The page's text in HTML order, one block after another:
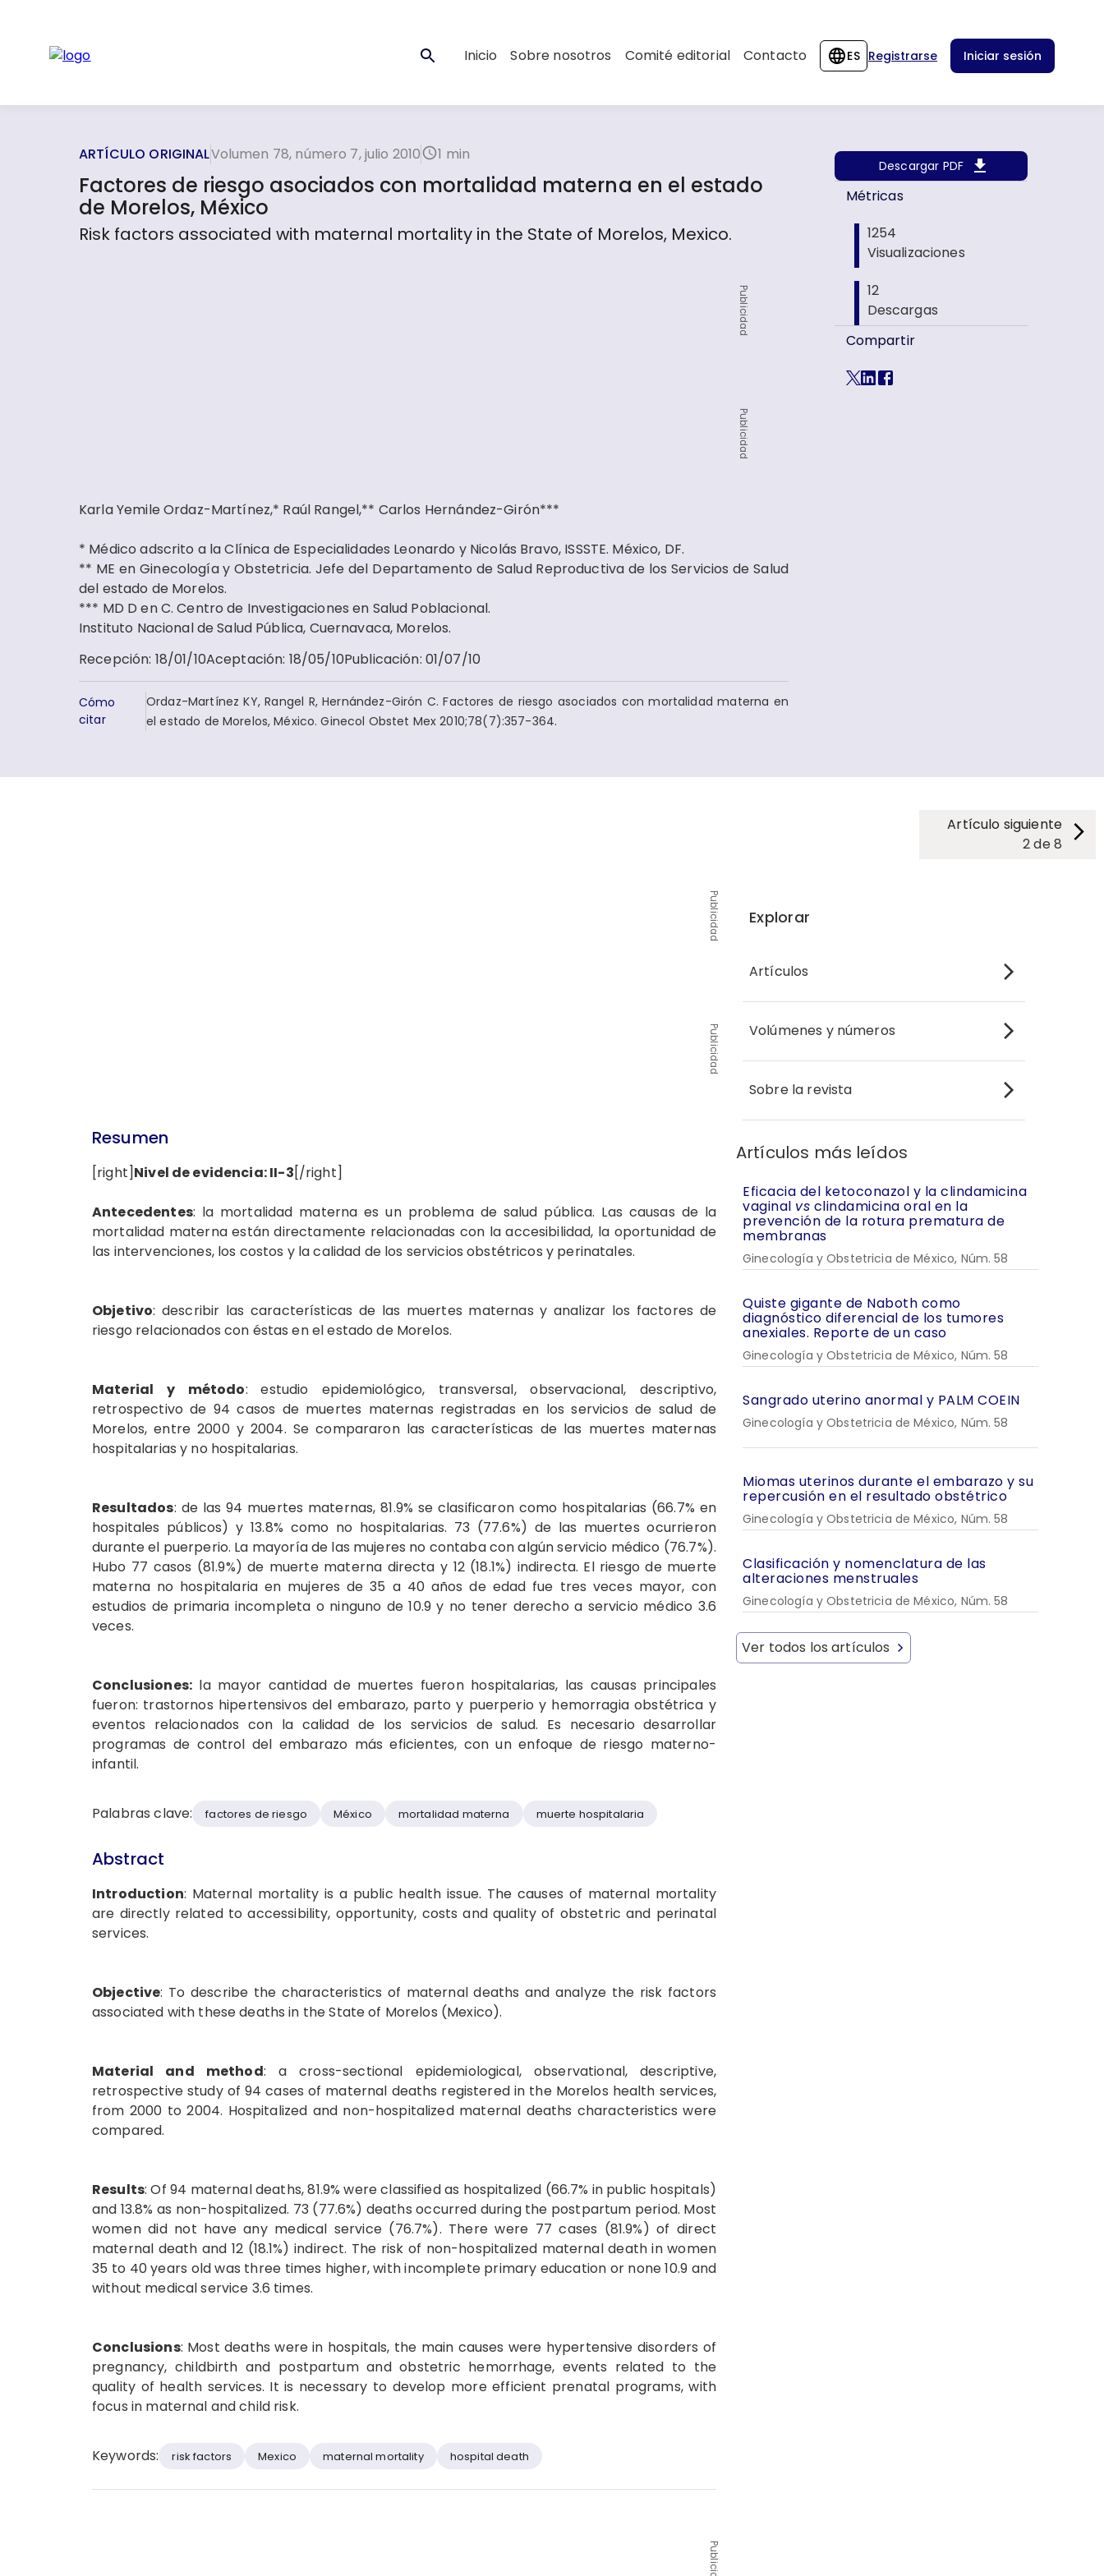
Inicio Sobre nosotros Comité editorial Contacto ES Registrarse Iniciar sesión
ARTÍCULO ORIGINALVolumen 78, número 7, julio 2010 1 min
Factores de riesgo asociados con mortalidad materna en el estado
de Morelos, México
Risk factors associated with maternal mortality in the State of Morelos, Mexico.
Publicidad
Publicidad
Karla Yemile Ordaz-Martínez,* Raúl Rangel,** Carlos Hernández-Girón***
* Médico adscrito a la Clínica de Especialidades Leonardo y Nicolás Bravo, ISSSTE. México, DF.
** ME en Ginecología y Obstetricia. Jefe del Departamento de Salud Reproductiva de los Servicios de Salud
del estado de Morelos.
*** MD D en C. Centro de Investigaciones en Salud Poblacional.
Instituto Nacional de Salud Pública, Cuernavaca, Morelos.
Recepción: 18/01/10Aceptación: 18/05/10Publicación: 01/07/10
Cómo
citar
Ordaz-Martínez KY, Rangel R, Hernández-Girón C. Factores de riesgo asociados con mortalidad materna en
el estado de Morelos, México. Ginecol Obstet Mex 2010;78(7):357-364.
Descargar PDF
Métricas
1254
Visualizaciones
12
Descargas
Compartir
Artículo siguiente
2de8
Publicidad
Publicidad
Resumen
[right]Nivel de evidencia: II-3[/right]
Antecedentes: la mortalidad materna es un problema de salud pública. Las causas de la
mortalidad materna están directamente relacionadas con la accesibilidad, la oportunidad de
las intervenciones, los costos y la calidad de los servicios obstétricos y perinatales.
Objetivo: describir las características de las muertes maternas y analizar los factores de
riesgo relacionados con éstas en el estado de Morelos.
Material y método:
estudio epidemiológico, transversal, observacional, descriptivo,
retrospectivo de 94 casos de muertes maternas registradas en los servicios de salud de
Morelos, entre 2000 y 2004. Se compararon las características de las muertes maternas
hospitalarias y no hospitalarias.
Resultados: de las 94 muertes maternas, 81.9% se clasificaron como hospitalarias (66.7% en
hospitales públicos) y 13.8% como no hospitalarias. 73 (77.6%) de las muertes ocurrieron
durante el puerperio. La mayoría de las mujeres no contaba con algún servicio médico (76.7%).
Hubo 77 casos (81.9%) de muerte materna directa y 12 (18.1%) indirecta. El riesgo de muerte
materna no hospitalaria en mujeres de 35 a 40 años de edad fue tres veces mayor, con
estudios de primaria incompleta o ninguno de 10.9 y no tener derecho a servicio médico 3.6
veces.
Conclusiones:la mayor cantidad de muertes fueron hospitalarias, las causas principales
fueron: trastornos hipertensivos del embarazo, parto y puerperio y hemorragia obstétrica y
eventos relacionados con la calidad de los servicios de salud. Es necesario desarrollar
programas de control del embarazo más eficientes, con un enfoque de riesgo materno-
infantil.
Palabras clave: factores de riesgo México mortalidad materna muerte hospitalaria
Abstract
Introduction: Maternal mortality is a public health issue. The causes of maternal mortality
are directly related to accessibility, opportunity, costs and quality of obstetric and perinatal
services.
Objective: To describe the characteristics of maternal deaths and analyze the risk factors
associated with these deaths in the State of Morelos (Mexico).
Material and method: a cross-sectional epidemiological, observational, descriptive,
retrospective study of 94 cases of maternal deaths registered in the Morelos health services,
from 2000 to 2004. Hospitalized and non-hospitalized maternal deaths characteristics were
compared.
Results: Of 94 maternal deaths, 81.9% were classified as hospitalized (66.7% in public hospitals)
and 13.8% as non-hospitalized. 73 (77.6%) deaths occurred during the postpartum period. Most
women did not have any medical service (76.7%). There were 77 cases (81.9%) of direct
maternal death and 12 (18.1%) indirect. The risk of non-hospitalized maternal death in women
35 to 40 years old was three times higher, with incomplete primary education or none 10.9 and
without medical service 3.6 times.
Conclusions: Most deaths were in hospitals, the main causes were hypertensive disorders of
pregnancy, childbirth and postpartum and obstetric hemorrhage, events related to the
quality of health services. It is necessary to develop more efficient prenatal programs, with
focus in maternal and child risk.
Keywords: risk factors Mexico maternal mortality hospital death
Explorar
Artículos
Volúmenes y números
Sobre la revista
Artículos más leídos
Eficacia del ketoconazol y la clindamicina
vaginal vs clindamicina oral en la
prevención de la rotura prematura de
membranas
Ginecología y Obstetricia de México, Núm. 58
Quiste gigante de Naboth como
diagnóstico diferencial de los tumores
anexiales. Reporte de un caso
Ginecología y Obstetricia de México, Núm. 58
Sangrado uterino anormal y PALM COEIN
Ginecología y Obstetricia de México, Núm. 58
Miomas uterinos durante el embarazo y su
repercusión en el resultado obstétrico
Ginecología y Obstetricia de México, Núm. 58
Clasificación y nomenclatura de las
alteraciones menstruales
Ginecología y Obstetricia de México, Núm. 58
Ver todos los artículos